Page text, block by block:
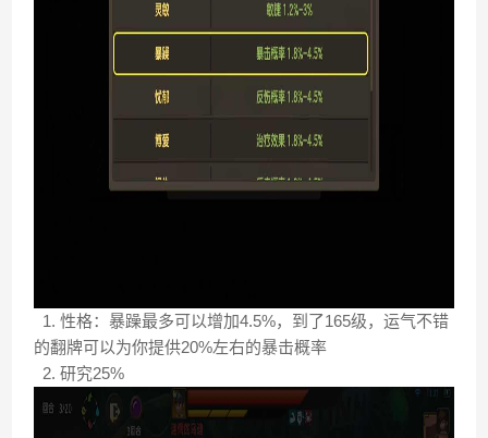
1. 性格：暴躁最多可以增加4.5%，到了165级，运气不错
的翻牌可以为你提供20%左右的暴击概率
2. 研究25%